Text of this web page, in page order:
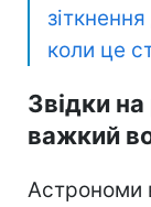
коли це
Звідки на
важкий
Астрономи